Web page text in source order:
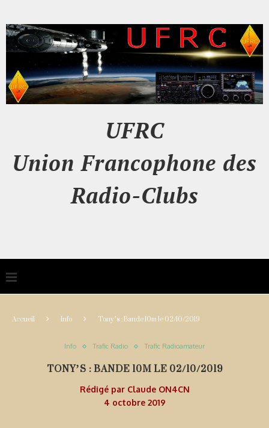
UFRC
Union Francophone des
Radio-Clubs
Accueil Info Tony’s : Bande 10m le 02/10/2019
Info Trafic Radio Trafic Radioamateur
TONY’S : BANDE 10M LE 02/10/2019
Rédigé par Claude ON4CN
4 octobre 2019